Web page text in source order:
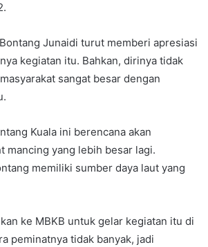
Junaidi turut memberi apresiasi
kegiatan itu. Bahkan, dirinya tidak
sangat besar dengan
Kuala ini berencana akan
mancing yang lebih besar lagi.
memiliki sumber daya laut yang
ke MBKB untuk gelar kegiatan itu di
peminatnya tidak banyak, jadi